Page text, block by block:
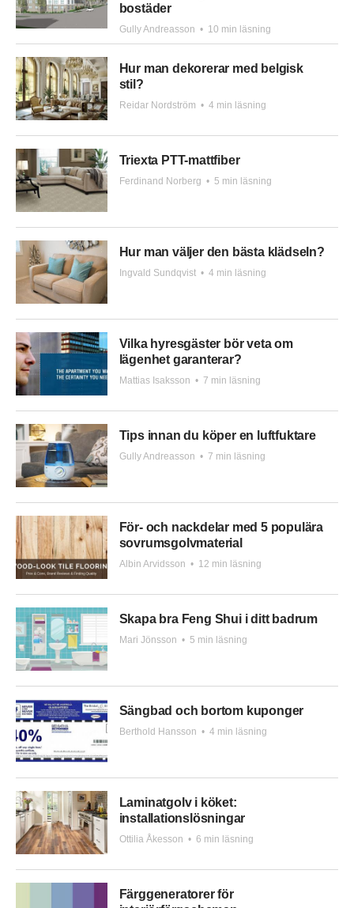
bostäder
Gully Andreasson • 10 min läsning
Hur man dekorerar med belgisk
stil?
Reidar Nordström • 4 min läsning
Triexta PTT-mattfiber
Ferdinand Norberg • 5 min läsning
Hur man väljer den bästa klädseln?
Ingvald Sundqvist • 4 min läsning
Vilka hyresgäster bör veta om
lägenhet garanterar?
Mattias Isaksson • 7 min läsning
Tips innan du köper en luftfuktare
Gully Andreasson • 7 min läsning
För- och nackdelar med 5 populära
sovrumsgolvmaterial
Albin Arvidsson • 12 min läsning
Skapa bra Feng Shui i ditt badrum
Mari Jönsson • 5 min läsning
Sängbad och bortom kuponger
Berthold Hansson • 4 min läsning
Laminatgolv i köket:
installationslösningar
Ottilia Åkesson • 6 min läsning
Färggeneratorer för